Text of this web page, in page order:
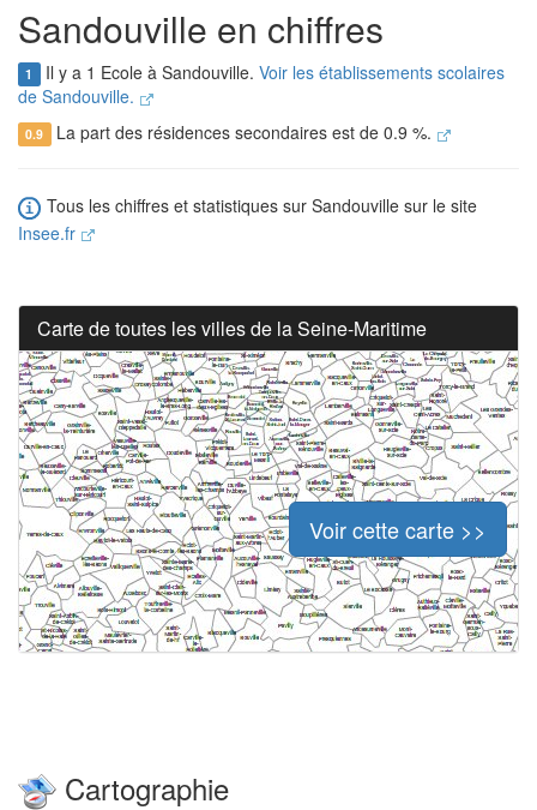
Sandouville en chiffres
1 Il y a 1 Ecole à Sandouville. Voir les établissements scolaires
de Sandouville.
0.9 La part des résidences secondaires est de 0.9 %.
Tous les chiffres et statistiques sur Sandouville sur le site
Insee.fr
Carte de toutes les villes de la Seine-Maritime
Voir cette carte >>
Cartographie